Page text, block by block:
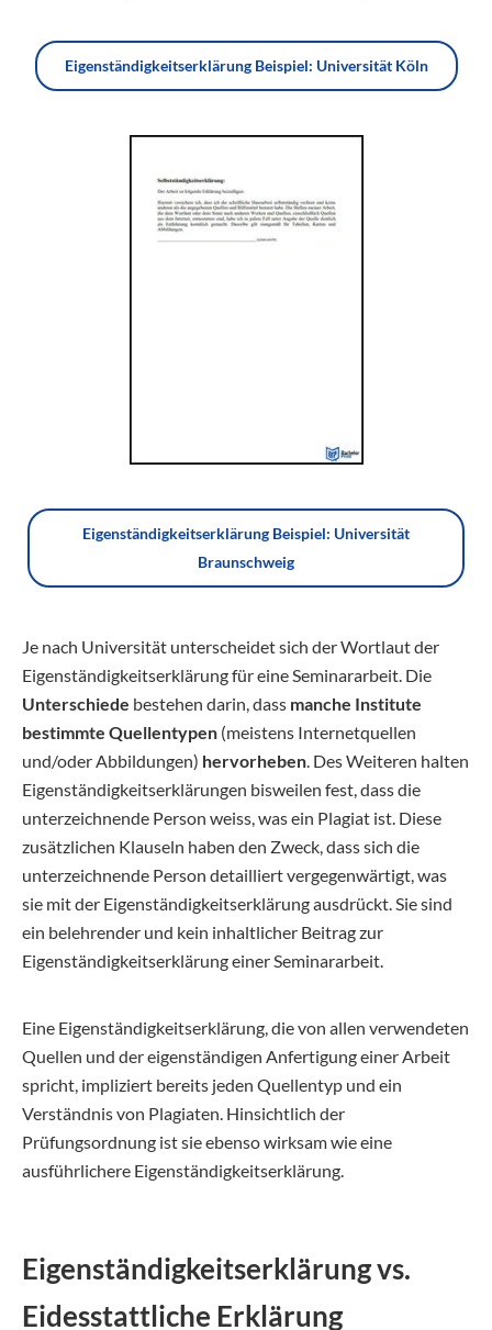
Eigenständigkeitserklärung Beispiel: Universität Köln
Eigenständigkeitserklärung Beispiel: Universität
Braunschweig
Je nach Universität unterscheidet sich der Wortlaut der
Eigenständigkeitserklärung für eine Seminararbeit. Die
Unterschiede bestehen darin, dass manche Institute
bestimmte Quellentypen (meistens Internetquellen
und/oder Abbildungen) hervorheben. Des Weiteren halten
Eigenständigkeitserklärungen bisweilen fest, dass die
unterzeichnende Person weiss, was ein Plagiat ist. Diese
zusätzlichen Klauseln haben den Zweck, dass sich die
unterzeichnende Person detailliert vergegenwärtigt, was
sie mit der Eigenständigkeitserklärung ausdrückt. Sie sind
ein belehrender und kein inhaltlicher Beitrag zur
Eigenständigkeitserklärung einer Seminararbeit.
Eine Eigenständigkeitserklärung, die von allen verwendeten
Quellen und der eigenständigen Anfertigung einer Arbeit
spricht, impliziert bereits jeden Quellentyp und ein
Verständnis von Plagiaten. Hinsichtlich der
Prüfungsordnung ist sie ebenso wirksam wie eine
ausführlichere Eigenständigkeitserklärung.
Eigenständigkeitserklärung vs.
Eidesstattliche Erklärung